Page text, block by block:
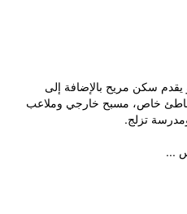
يقدم سكن مريح بالإضافة إلى
خاص، مسبح خارجي وملاعب
تزلج.
...